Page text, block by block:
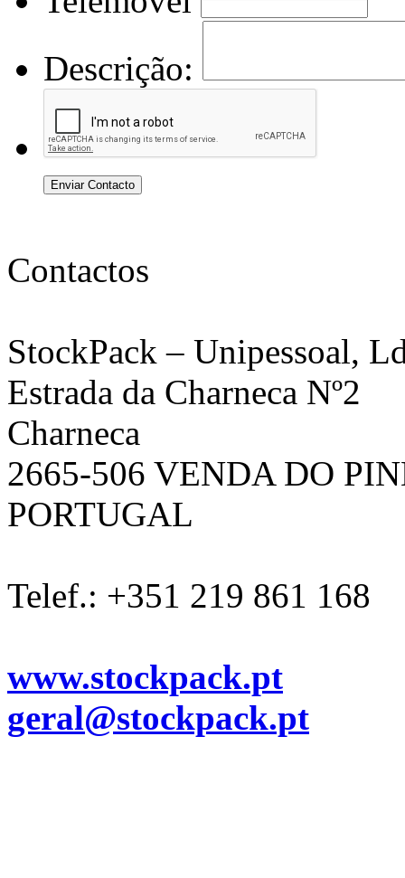
Descrição:
Enviar Contacto
Contactos
StockPack – Unipessoal,
Estrada da Charneca Nº2
Charneca
2665-506 VENDA DO
PORTUGAL
Telef.: +351 219 861 168
www.stockpack.pt
geral@stockpack.pt